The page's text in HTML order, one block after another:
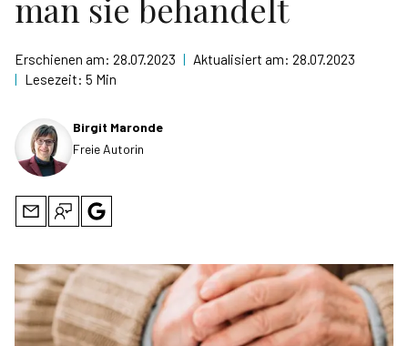
man sie behandelt
Erschienen am: 28.07.2023 | Aktualisiert am: 28.07.2023
| Lesezeit: 5 Min
Birgit Maronde
Freie Autorin